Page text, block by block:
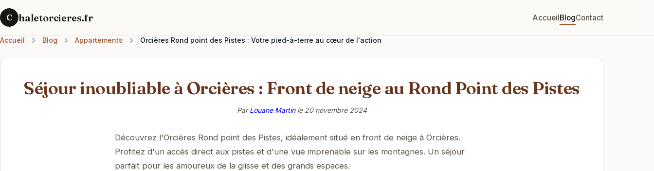
C haletorcieres.fr AccueilBlogContact
Accueil Blog Appartements Orcières Rond point des Pistes : Votre pied-à-terre au cœur de l'action
Séjour inoubliable à Orcières : Front de neige au Rond Point des Pistes
ParLouane Martinle 20 novembre 2024
Découvrez l'Orcières Rond point des Pistes, idéalement situé en front de neige à Orcières.
Profitez d'un accès direct aux pistes et d'une vue imprenable sur les montagnes. Un séjour
parfait pour les amoureux de la glisse et des grands espaces.